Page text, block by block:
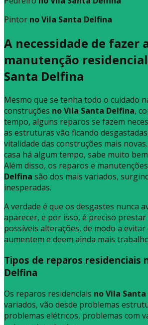
Pintor no Vila Santa Delfina
A necessidade de fazer
manutenção
Santa Delfina
Mesmo que se tenha todo o cuidado
construções no Vila Santa Delfina,
tempo, alguns reparos se fazem
as estruturas vão ficando
vitalidade das construções mais
casa há algum tempo, sabe muito
Além disso, os reparos e manutenções
Delfina são dos mais variados,
inesperadas.
A verdade é que os desgastes nunca
aparecer, e por isso, é preciso
possíveis alterações, de modo a
aumentem e deem ainda mais
Tipos de reparos residenciais
Delfina
Os reparos residenciais no Vila
variados, vão desde problemas
problemas elétricos, problemas com